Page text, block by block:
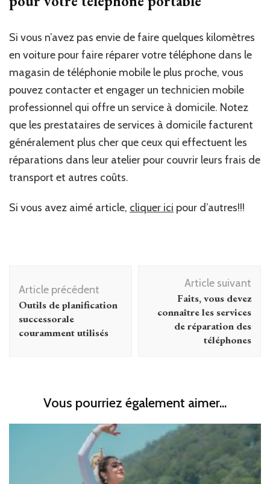
Si vous n’avez pas envie de faire quelques kilomètres
en voiture pour faire réparer votre téléphone dans le
magasin de téléphonie mobile le plus proche, vous
pouvez contacter et engager un technicien mobile
professionnel qui offre un service à domicile. Notez
que les prestataires de services à domicile facturent
généralement plus cher que ceux qui effectuent les
réparations dans leur atelier pour couvrir leurs frais de
transport et autres coûts.
Si vous avez aimé article, cliquer ici pour d’autres!!!
d'article
Article précédent
Outils de planification
successorale
couramment utilisés
Article suivant
Faits, vous devez
connaître les services
de réparation des
téléphones
Vous pourriez également aimer...